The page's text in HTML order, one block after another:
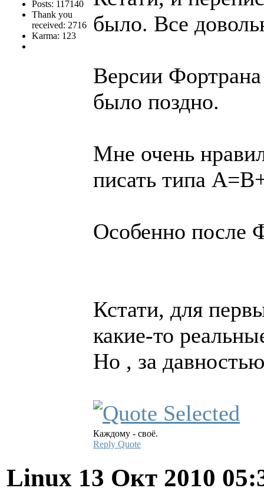
Posts: 117140
Thank you
received: 2716
Karma: 123
было. Все
Версии Фортрана
было поздно.
Мне очень
писать типа
Особенно после
Кстати, для
какие-то
Но , за
Каждому - своё.
Reply Quote
Linux 13 Окт 2010